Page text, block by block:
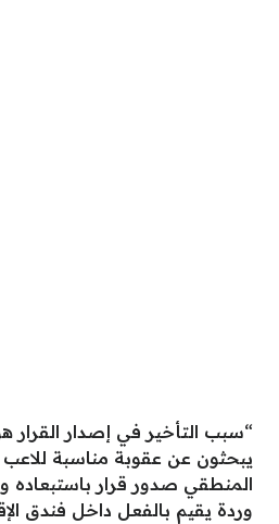
“سبب التأخير في إصدار القرار
يبحثون عن عقوبة مناسبة
المنطقي صدور قرار باستبعاده
وردة يقيم بالفعل داخل فندق